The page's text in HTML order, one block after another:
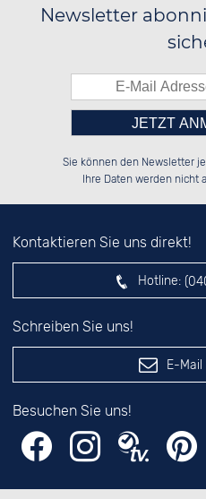
Newsletter
██░░██░░░░░░██░░░░░░██░░░░░░██░░
██████░░░░████░░░░████░░░░████░░
░░░░██░░██░░░░░░██░░░░░░██░░░░░░
Sie können den Newsletter
Ihre Daten werden nicht
Kontaktieren Sie uns direkt!
Hotline:
Schreiben Sie uns!
E-
Besuchen Sie uns!